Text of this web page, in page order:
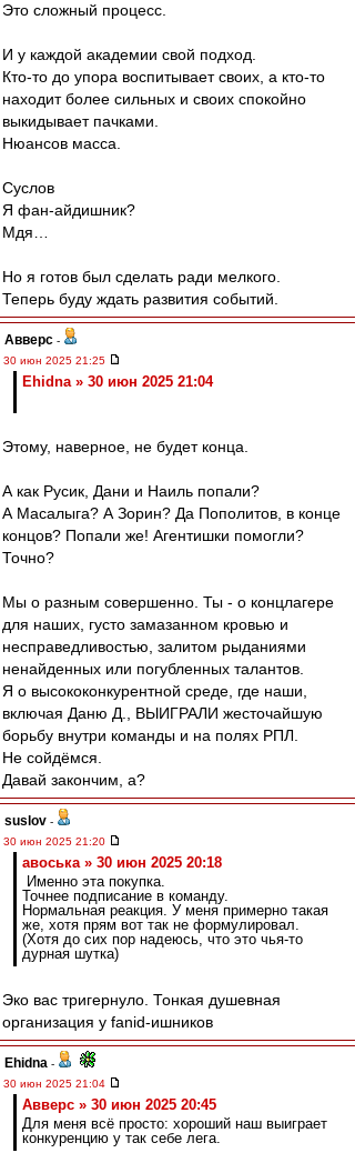
Это сложный процесс.
И у каждой академии свой подход.
Кто-то до упора воспитывает своих, а кто-то
находит более сильных и своих спокойно
выкидывает пачками.
Нюансов масса.
Суслов
Я фан-айдишник?
Мдя…
Но я готов был сделать ради мелкого.
Теперь буду ждать развития событий.
Авверс -
30 июн 2025 21:25
Ehidna » 30 июн 2025 21:04
Этому, наверное, не будет конца.
А как Русик, Дани и Наиль попали?
А Масалыга? А Зорин? Да Пополитов, в конце
концов? Попали же! Агентишки помогли?
Точно?
Мы о разным совершенно. Ты - о концлагере
для наших, густо замазанном кровью и
несправедливостью, залитом рыданиями
ненайденных или погубленных талантов.
Я о высококонкурентной среде, где наши,
включая Даню Д., ВЫИГРАЛИ жесточайшую
борьбу внутри команды и на полях РПЛ.
Не сойдёмся.
Давай закончим, а?
suslov -
30 июн 2025 21:20
авоська » 30 июн 2025 20:18
Именно эта покупка.
Точнее подписание в команду.
Нормальная реакция. У меня примерно такая
же, хотя прям вот так не формулировал.
(Хотя до сих пор надеюсь, что это чья-то
дурная шутка)
Эко вас тригернуло. Тонкая душевная
организация у fanid-ишников
Ehidna -
30 июн 2025 21:04
Авверс » 30 июн 2025 20:45
Для меня всё просто: хороший наш выиграет
конкуренцию у так себе лега.